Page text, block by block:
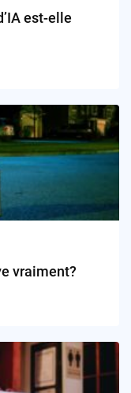
est-elle
vraiment?